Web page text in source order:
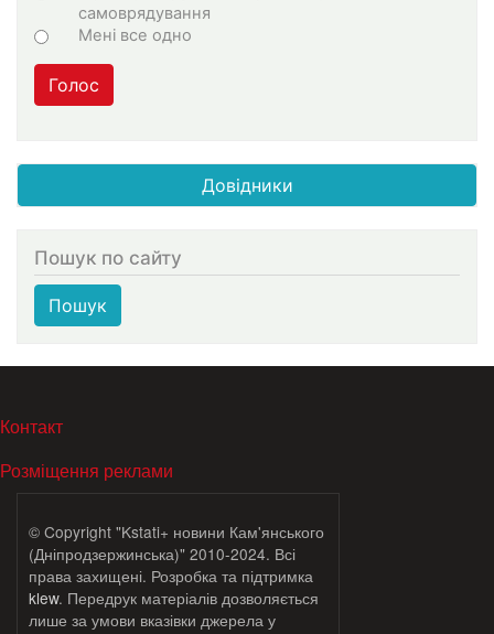
самоврядування
Мені все одно
Голос
Довідники
Пошук по сайту
Пошук
МЕНЮ В ПОДВАЛЕ
Контакт
Розміщення реклами
© Copyright "Kstati+ новини Кам'янського
(Дніпродзержинська)" 2010-2024. Всі
права захищені. Розробка та підтримка
klew. Передрук матеріалів дозволяється
лише за умови вказівки джерела у